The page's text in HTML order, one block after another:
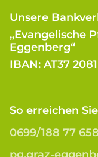
Unsere
„Evangelische
Eggenberg“
IBAN: AT37
So erreichen
0699/188 77 658